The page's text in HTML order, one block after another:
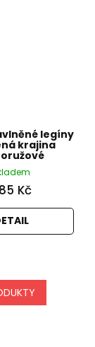
legíny
krajina
Kč